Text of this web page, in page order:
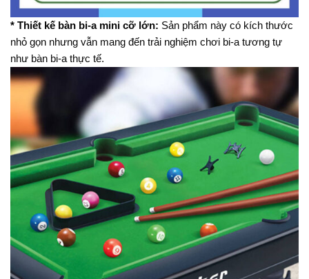
* Thiết kế bàn bi-a mini cỡ lớn: Sản phẩm này có kích thước
nhỏ gọn nhưng vẫn mang đến trải nghiệm chơi bi-a tương tự
như bàn bi-a thực tế.